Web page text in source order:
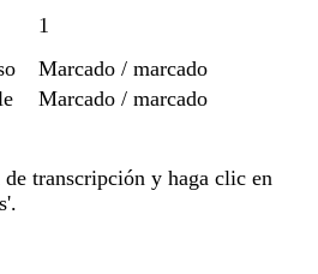
1
Marcado / marcado
Marcado / marcado
transcripción y haga clic en